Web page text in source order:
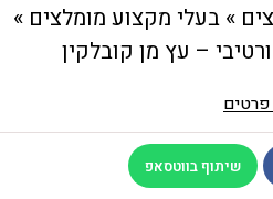
» בעלי מקצוע מומלצים »
– עץ מן קובלקין
שיתוף בווטסאפ